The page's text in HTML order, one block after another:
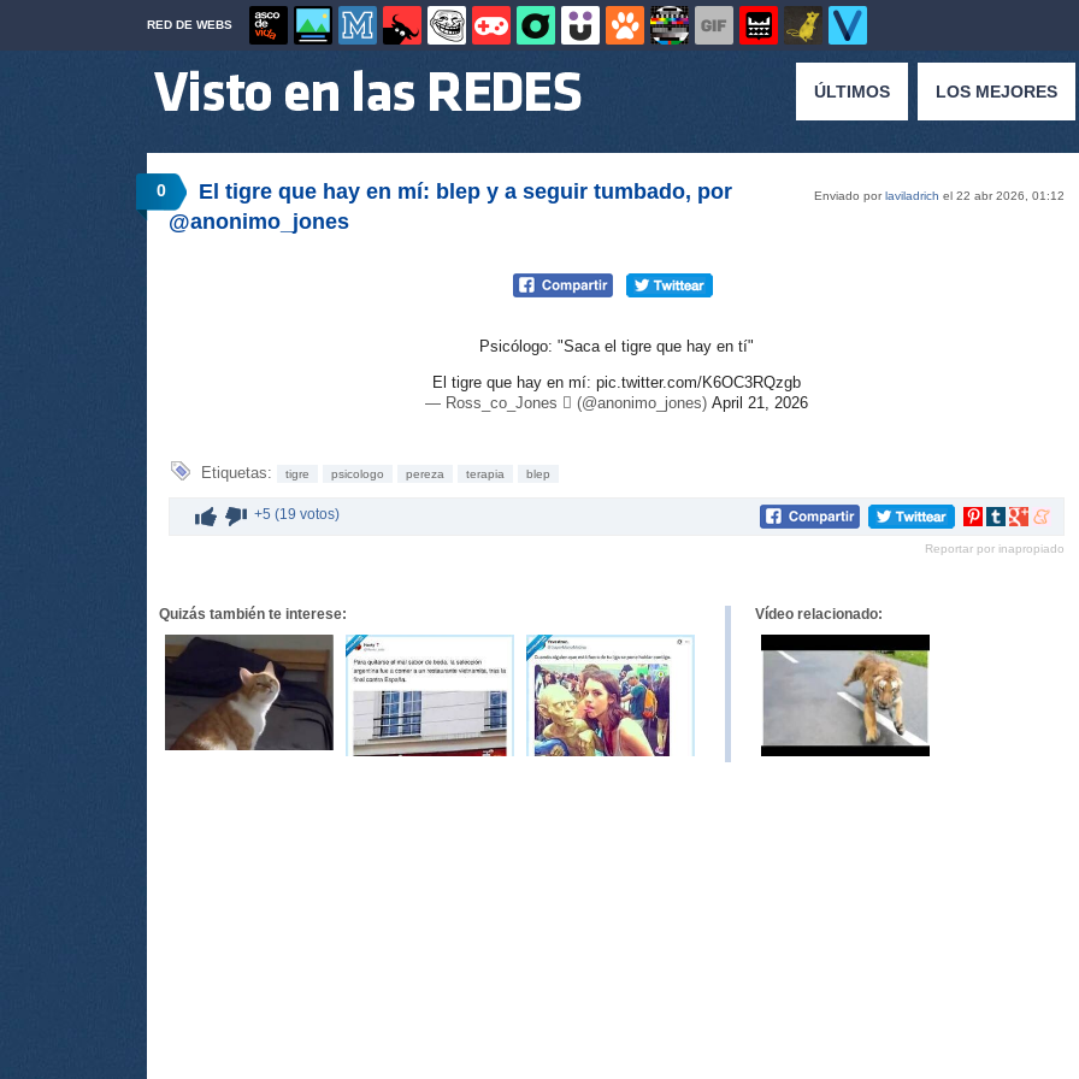
RED DE WEBS
ÚLTIMOS LOS MEJORES
0 Enviado porlaviladrich el 22 abr 2026, 01:12
El tigre que hay en mí: blep y a seguir tumbado, por
@anonimo_jones
Psicólogo: "Saca el tigre que hay en tí"
El tigre que hay en mí: pic.twitter.com/K6OC3RQzgb
— Ross_co_Jones  (@anonimo_jones) April 21, 2026
Etiquetas: tigre psicologo pereza terapia blep
+5 (19 votos)
Compartir
Pinterest
Compartir
tumblr
Compartir
Google+
Reportar por inapropiado
Quizás también te interese: Vídeo relacionado: